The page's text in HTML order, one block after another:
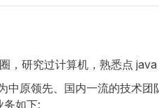
，研究过计算机，熟悉点 java
中原领先、国内一流的技术
务如下: